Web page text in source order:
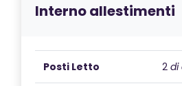
Interno allestimenti
Posti Letto 2 di